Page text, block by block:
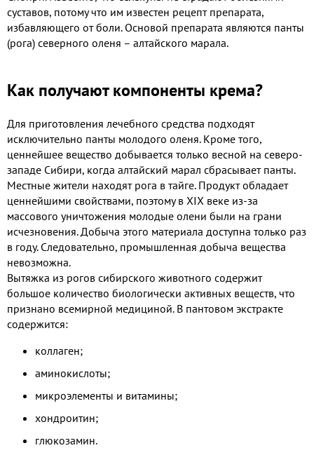
суставов, потому что им известен рецепт препарата,
избавляющего от боли. Основой препарата являются панты
(рога) северного оленя – алтайского марала.
Как получают компоненты крема?
Для приготовления лечебного средства подходят
исключительно панты молодого оленя. Кроме того,
ценнейшее вещество добывается только весной на северо-
западе Сибири, когда алтайский марал сбрасывает панты.
Местные жители находят рога в тайге. Продукт обладает
ценнейшими свойствами, поэтому в XIX веке из-за
массового уничтожения молодые олени были на грани
исчезновения. Добыча этого материала доступна только раз
в году. Следовательно, промышленная добыча вещества
невозможна.
Вытяжка из рогов сибирского животного содержит
большое количество биологически активных веществ, что
признано всемирной медициной. В пантовом экстракте
содержится:
коллаген;
аминокислоты;
микроэлементы и витамины;
хондроитин;
глюкозамин.